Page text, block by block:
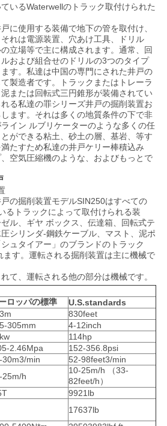
いるWaterwellのトラック取付けられた
に使用する装備で地下の管を取付け、
れは電源装置、穴あけ工具、ドリル
立場等で主に構成されます。通常、回
および組合せのドリルの3つのタイプ
す。私達は中国の専門にされた井戸の
製造者です。トラックまたはトレーラ
または回転式三円錐形が装備されてい
る私達の罪シリーズ井戸の掘削装置お
ます。それは多くの地質条件の下で非
イン ルブリケーターのような多くの任
ができる粘土、砂土の層、基岩、等す
たすため私達の井戸ケリー棒積込み
空気圧縮機のような、およびもっとで
の掘削装置モデルSIN250はすべての
るトラックによって取付けられる装
ル、ギヤ ボックス、伝達箱、回転式テ
シリンダ-鋼鉄ケーブル、マスト、泥ポ
ュタイアー」のブランドのトラック
ます。運転される掘削装置は主に機械で
て、運転される他の部分は機械です。
ロッパの標準
U.S.standards
830feet
305mm
4-12inch
114hp
2.46Mpa
152-356.8psi
30m3/min
52-98feet3/min
25m/h
10-25m/h （33-
82feet/h）
9921lb
17637lb